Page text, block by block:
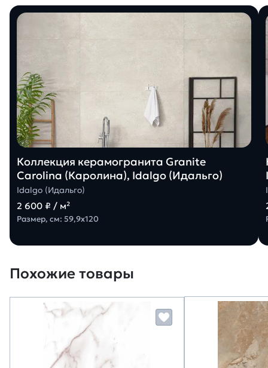
Коллекция керамогранита Granite
Carolina (Каролина), Idalgo (Идальго)
Idalgo (Идальго)
2 600 ₽ / м²
Размер, см: 59,9х120
Похожие товары